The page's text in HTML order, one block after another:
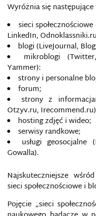
Wyróżnia się
sieci
LinkedIn,
blogi (LiveJournal,
mikroblogi
Yammer):
strony i personalne
forum;
strony z
Otzyv.ru,
hosting zdjęć i wideo;
serwisy randkowe;
usługi geosocjalne
Gowalla).
Najskuteczniejsze
sieci społecznościowe i
Pojęcie „sieci
ECHO CHAMBER
EDUKACJA DLA
EDUKACJA I KULTURA
INFORMACYJNEJ FR
EKOLOGIA INFORMACJI
ELFY PRZECIWKO
TROLLOM
EUROPEJSKA AGENCJA
INFORMACJI
EUVSDISINFO